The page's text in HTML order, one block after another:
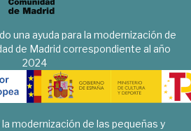
una ayuda para la modernización de
de Madrid correspondiente al año
2024
modernización de las pequeñas y